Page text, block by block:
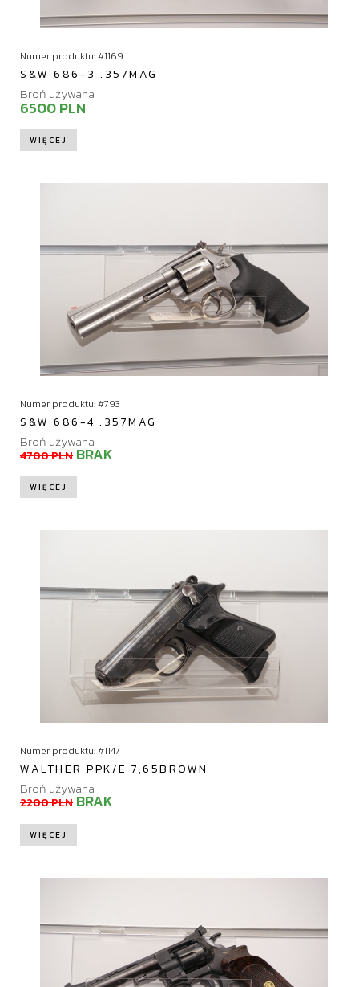
Numer produktu: #1169
S&W 686-3 .357MAG
Broń używana
6500 PLN
WIĘCEJ
Numer produktu: #793
S&W 686-4 .357MAG
Broń używana
4700 PLN BRAK
WIĘCEJ
Numer produktu: #1147
WALTHER PPK/E 7,65BROWN
Broń używana
2200 PLN BRAK
WIĘCEJ